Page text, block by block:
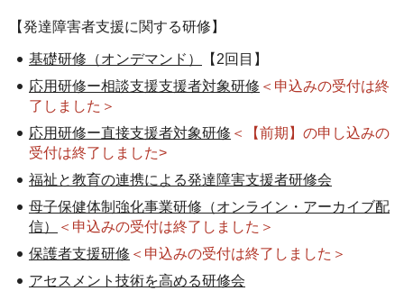
【発達障害者支援に関する研修】
基礎研修（オンデマンド）
【2回目】
応用研修ー相談支援支援者対象研修 ＜申込みの受付は終
了しました＞
応用研修ー直接支援者対象研修 ＜【前期】の申し込みの
受付は終了しました>
福祉と教育の連携による発達障害支援者研修会
母子保健体制強化事業研修（オンライン・アーカイブ配
信）
＜申込みの受付は終了しました＞
保護者支援研修 ＜申込みの受付は終了しました＞
アセスメント技術を高める研修会